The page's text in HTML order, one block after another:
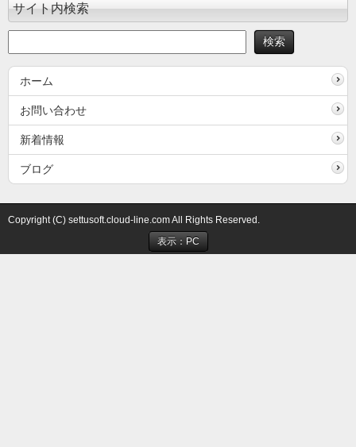
サイト内検索
ホーム
お問い合わせ
新着情報
ブログ
Copyright (C) settusoft.cloud-line.com All Rights Reserved.
表示：PC